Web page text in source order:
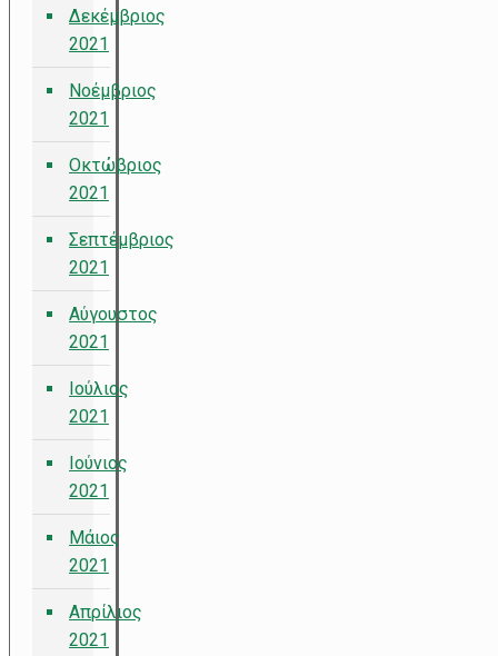
Δεκέμβριος
2021
Νοέμβριος
2021
Οκτώβριος
2021
Σεπτέμβριος
2021
Αύγουστος
2021
Ιούλιος
2021
Ιούνιος
2021
Μάιος
2021
Απρίλιος
2021